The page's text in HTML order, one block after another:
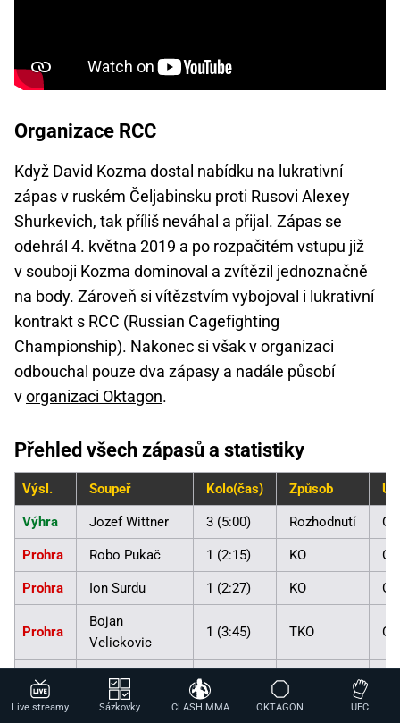
Organizace RCC
Když David Kozma dostal nabídku na lukrativní
zápas v ruském Čeljabinsku proti Rusovi Alexey
Shurkevich, tak příliš neváhal a přijal. Zápas se
odehrál 4. května 2019 a po rozpačitém vstupu již
v souboji Kozma dominoval a zvítězil jednoznačně
na body. Zároveň si vítězstvím vybojoval i lukrativní
kontrakt s RCC (Russian Cagefighting
Championship). Nakonec si však v organizaci
odbouchal pouze dva zápasy a nadále působí
vorganizaci Oktagon.
Přehled všech zápasů a statistiky
Výsl. Soupeř Kolo(čas) Způsob
Výhra Jozef Wittner 3 (5:00) Rozhodnutí
Prohra Robo Pukač 1 (2:15) KO
Prohra Ion Surdu 1 (2:27) KO
Prohra
Bojan
Velickovic
1 (3:45) TKO
Výhra Alex Lohoré
Výhra Lukasz Siwiec 3 (5:00) Rozhodnutí
Live streamy Sázkovky CLASH MMA OKTAGON UFC